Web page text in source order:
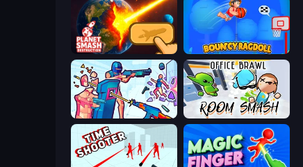
Planet Smash Destruction Bouncy Ragdoll
Time Shooter 3: SWAT Office Brawl - Room Smash